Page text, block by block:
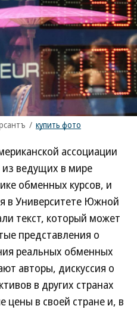
/ купить фото
ассоциации
из ведущих в мире
обменных курсов, и
в Университете Южной
текст, который может
представления о
реальных обменных
авторы, дискуссия о
в других странах
цены в своей стране и, в